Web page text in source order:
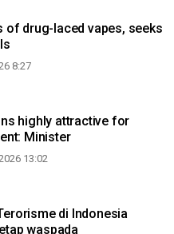
of drug-laced vapes, seeks
8:27
highly attractive for
Minister
13:02
di Indonesia
waspada